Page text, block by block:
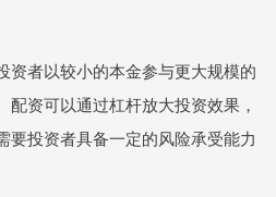
资者以较小的本金参与更大规模的
资可以通过杠杆放大投资效果，
要投资者具备一定的风险承受能力